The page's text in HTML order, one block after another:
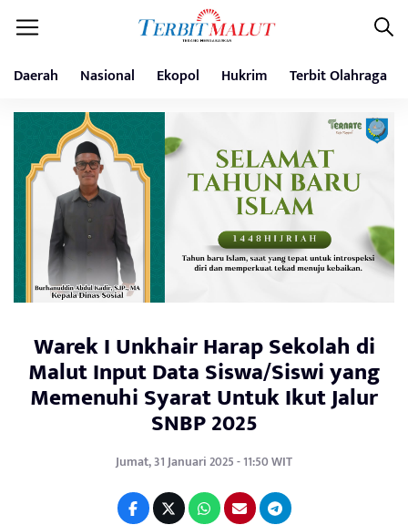
Daerah Nasional Ekopol Hukrim Terbit Olahraga
Warek I Unkhair Harap Sekolah di
Malut Input Data Siswa/Siswi yang
Memenuhi Syarat Untuk Ikut Jalur
SNBP 2025
Jumat, 31 Januari 2025 - 11:50 WIT